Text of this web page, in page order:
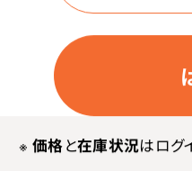
※ 価格と在庫状況はログ
色：
ステ
3XL
価格はログイン後表示